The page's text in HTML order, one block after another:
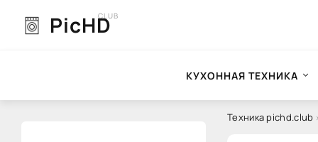
PicHD
CLUB
КУХОННАЯ ТЕХНИКА
Техника pichd.club